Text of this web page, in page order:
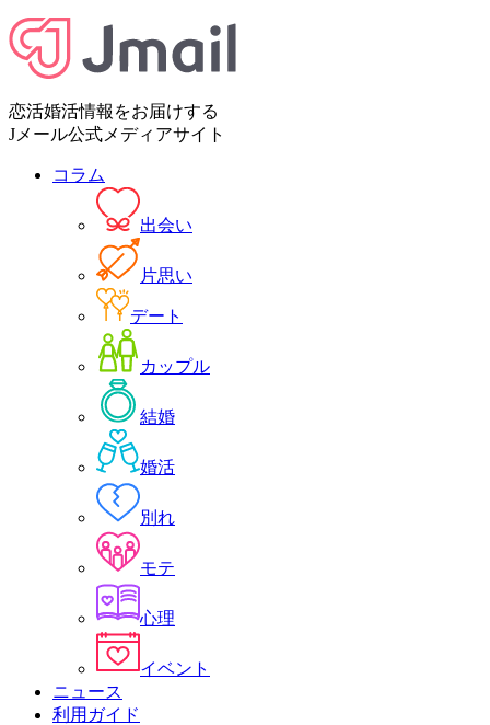
恋活婚活情報をお届けする
Jメール公式メディアサイト
コラム
出会い
片思い
デート
カップル
結婚
婚活
別れ
モテ
心理
イベント
ニュース
利用ガイド